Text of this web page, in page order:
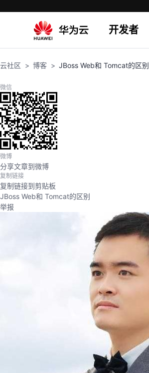
开发者
云社区 博客 JBoss Web和 Tomcat的区别
微信
微博
分享文章到微博
复制链接
复制链接到剪贴板
JBoss Web和 Tomcat的区别
举报